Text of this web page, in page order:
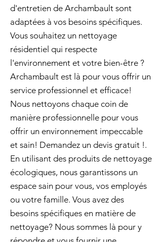
d'entretien de Archambault sont
adaptées à vos besoins spécifiques.
Vous souhaitez un nettoyage
résidentiel qui respecte
l'environnement et votre bien-être ?
Archambault est là pour vous offrir un
service professionnel et efficace!
Nous nettoyons chaque coin de
manière professionnelle pour vous
offrir un environnement impeccable
et sain! Demandez un devis gratuit !.
En utilisant des produits de nettoyage
écologiques, nous garantissons un
espace sain pour vous, vos employés
ou votre famille. Vous avez des
besoins spécifiques en matière de
nettoyage? Nous sommes là pour y